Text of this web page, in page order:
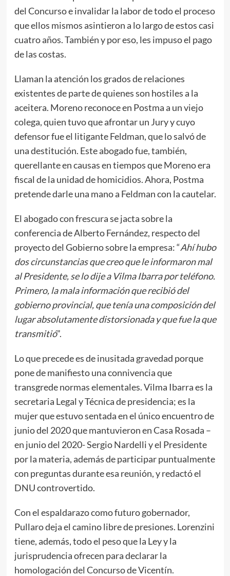
del Concurso e invalidar la labor de todo el proceso
que ellos mismos asintieron a lo largo de estos casi
cuatro años. También y por eso, les impuso el pago
de las costas.
Llaman la atención los grados de relaciones
existentes de parte de quienes son hostiles a la
aceitera. Moreno reconoce en Postma a un viejo
colega, quien tuvo que afrontar un Jury y cuyo
defensor fue el litigante Feldman, que lo salvó de
una destitución. Este abogado fue, también,
querellante en causas en tiempos que Moreno era
fiscal de la unidad de homicidios. Ahora, Postma
pretende darle una mano a Feldman con la cautelar.
El abogado con frescura se jacta sobre la
conferencia de Alberto Fernández, respecto del
proyecto del Gobierno sobre la empresa: “Ahí hubo
dos circunstancias que creo que le informaron mal
al Presidente, se lo dije a Vilma Ibarra por teléfono.
Primero, la mala información que recibió del
gobierno provincial, que tenía una composición del
lugar absolutamente distorsionada y que fue la que
transmitió”.
Lo que precede es de inusitada gravedad porque
pone de manifiesto una connivencia que
transgrede normas elementales. Vilma Ibarra es la
secretaria Legal y Técnica de presidencia; es la
mujer que estuvo sentada en el único encuentro de
junio del 2020 que mantuvieron en Casa Rosada –
en junio del 2020- Sergio Nardelli y el Presidente
por la materia, además de participar puntualmente
con preguntas durante esa reunión, y redactó el
DNU controvertido.
Con el espaldarazo como futuro gobernador,
Pullaro deja el camino libre de presiones. Lorenzini
tiene, además, todo el peso que la Ley y la
jurisprudencia ofrecen para declarar la
homologación del Concurso de Vicentín.